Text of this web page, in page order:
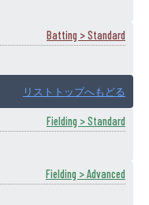
Batting > Standard
リストトップへもどる
Fielding > Standard
Fielding > Advanced